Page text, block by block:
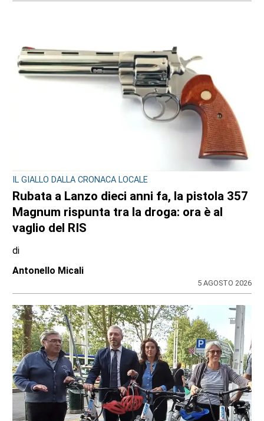
IL GIALLO DALLA CRONACA LOCALE
Rubata a Lanzo dieci anni fa, la pistola 357
Magnum rispunta tra la droga: ora è al
vaglio del RIS
di
Antonello Micali
5 AGOSTO 2026